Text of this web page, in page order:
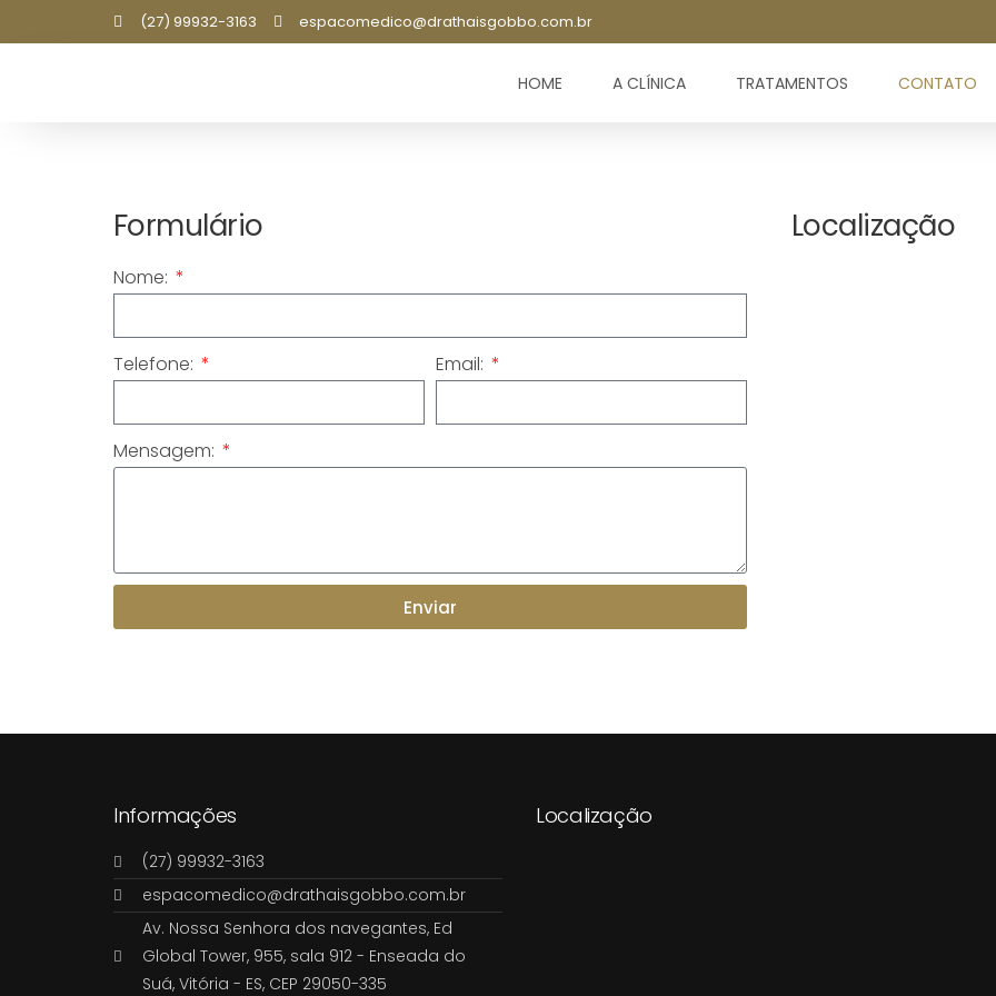
(27) 99932-3163 espacomedico@drathaisgobbo.com.br
HOME A CLÍNICA TRATAMENTOS CONTATO
Formulário
Nome:
Telefone: Email:
Mensagem:
Enviar
Localização
Informações
(27) 99932-3163
espacomedico@drathaisgobbo.com.br
Av. Nossa Senhora dos navegantes, Ed
Global Tower, 955, sala 912 - Enseada do
Suá, Vitória - ES, CEP 29050-335
Localização